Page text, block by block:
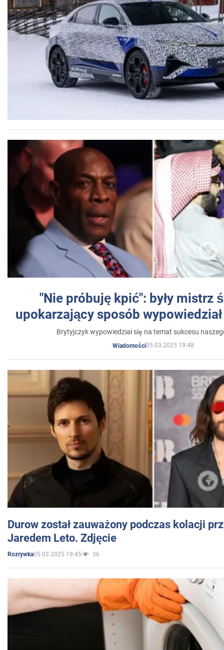
"Nie próbuję kpić": były mistrz
upokarzający sposób
Brytyjczyk wypowiedział się na temat sukcesu
Wiadomości05.03.2025 19:48
Durow został zauważony podczas kolacji
Jaredem Leto. Zdjęcie
Rozrywka05.03.2025 19:45 36